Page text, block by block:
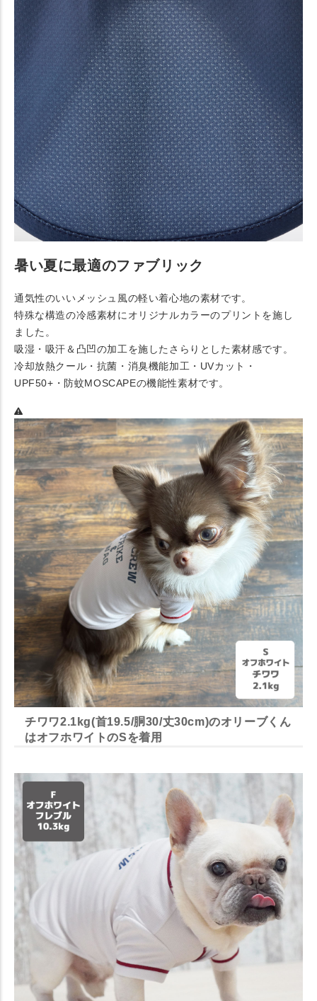
暑い夏に最適のファブリック
通気性のいいメッシュ風の軽い着心地の素材です。
特殊な構造の冷感素材にオリジナルカラーのプリントを施し
ました。
吸湿・吸汗＆凸凹の加工を施したさらりとした素材感です。
冷却放熱クール・抗菌・消臭機能加工・UVカット・
UPF50+・防蚊MOSCAPEの機能性素材です。
チワワ2.1kg(首19.5/胴30/丈30cm)のオリーブくん
はオフホワイトのSを着用